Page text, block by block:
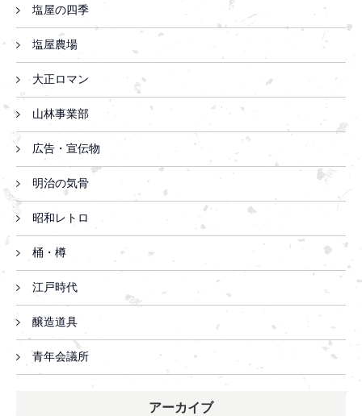
塩屋の四季
塩屋農場
大正ロマン
山林事業部
広告・宣伝物
明治の気骨
昭和レトロ
桶・樽
江戸時代
醸造道具
青年会議所
アーカイブ